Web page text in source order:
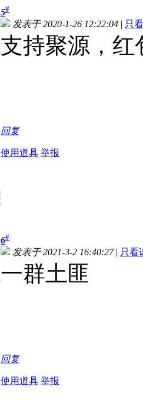
5#
发表于 2020-1-26 12:22:04 | 只
支持聚源，红
回复
使用道具 举报
6#
发表于 2021-3-2 16:40:27 | 只看
一群土匪
回复
使用道具 举报